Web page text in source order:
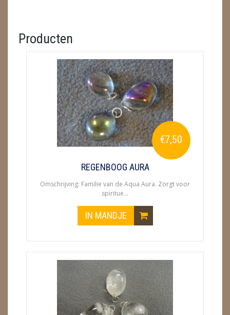
CADEAUBONNEN
FENG SHUI
GEODE 'S / STANDAARDS
GESLEPEN STENEN
HANGERS
Producten
€7,50
REGENBOOG AURA
Omschrijving: Familie van de Aqua Aura. Zorgt voor
spiritue...
IN MANDJE